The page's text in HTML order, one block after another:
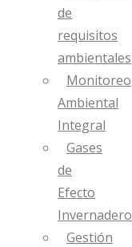
de
requisitos
ambientales
Monitoreo
Ambiental
Integral
Gases
de
Efecto
Invernadero
Gestión